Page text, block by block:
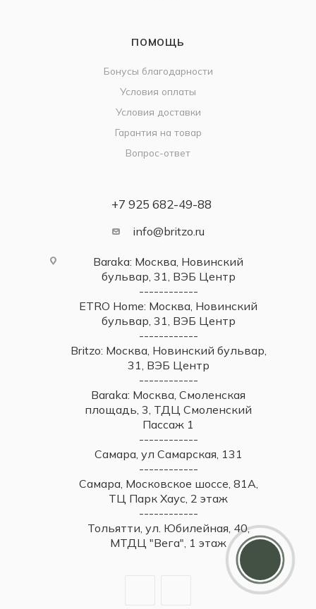
ПОМОЩЬ
Бонусы благодарности
Условия оплаты
Условия доставки
Гарантия на товар
Вопрос-ответ
+7 925 682-49-88
info@britzo.ru
Baraka: Москва, Новинский
бульвар, 31, ВЭБ Центр
------------
ETRO Home: Москва, Новинский
бульвар, 31, ВЭБ Центр
------------
Britzo: Москва, Новинский бульвар,
31, ВЭБ Центр
------------
Baraka: Москва, Смоленская
площадь, 3, ТДЦ Смоленский
Пассаж 1
------------
Самара, ул Самарская, 131
------------
Самара, Московское шоссе, 81А,
ТЦ Парк Хаус, 2 этаж
------------
Тольятти, ул. Юбилейная, 40,
МТДЦ "Вега", 1 этаж